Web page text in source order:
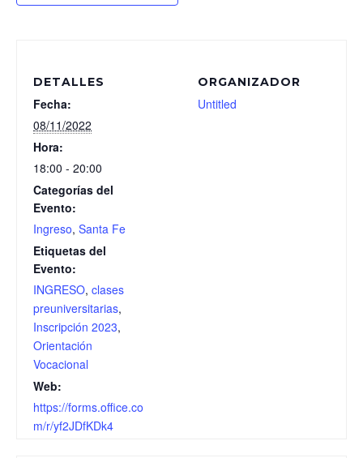
DETALLES
Fecha:
08/11/2022
Hora:
18:00 - 20:00
Categorías del
Evento:
Ingreso, Santa Fe
Etiquetas del
Evento:
INGRESO, clases
preuniversitarias,
Inscripción 2023,
Orientación
Vocacional
Web:
https://forms.office.co
m/r/yf2JDfKDk4
ORGANIZADOR
Untitled